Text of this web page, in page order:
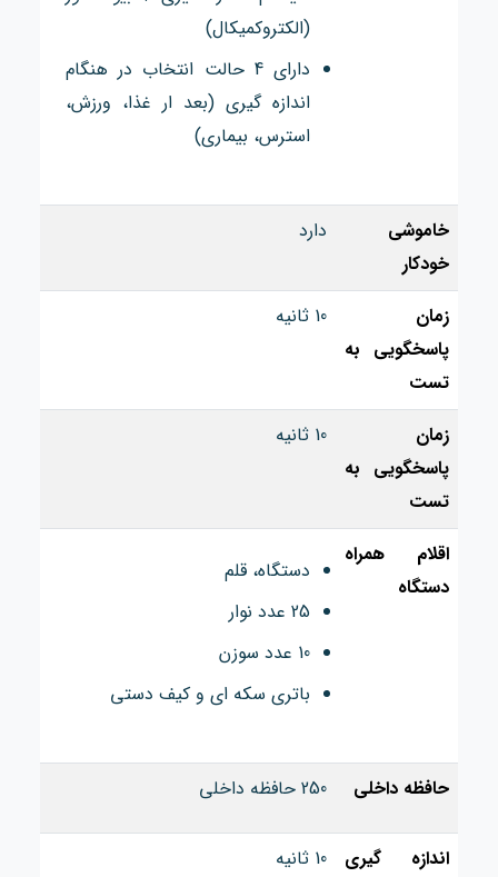
‏(‏الکتروکمیکال‏)‏
دارای 4 حالت انتخاب در هنگام
اندازه گیری (بعد ار غذا، ورزش،
استرس، بیماری)
خاموشی
خودکار
دارد
زمان
پاسخگویی به
تست
10 ثانیه
زمان
پاسخگویی به
تست
10 ثانیه
اقلام همراه
دستگاه
دستگاه، قلم
25 عدد نوار
10 عدد سوزن
باتری سکه ای و کیف دستی
حافظه داخلی 250 حافظه داخلی
اندازه گیری
10 ثانیه